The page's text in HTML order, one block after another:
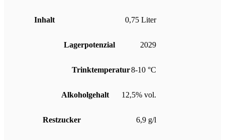
Inhalt 0,75 Liter
Lagerpotenzial 2029
Trinktemperatur8-10 °C
Alkoholgehalt 12,5% vol.
Restzucker 6,9 g/l